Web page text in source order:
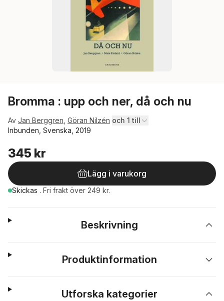
Bromma : upp och ner, då och nu
Av Jan Berggren Göran Nilzén och 1 till
Inbunden, Svenska, 2019
345 kr
Lägg i varukorg
Skickas . Fri frakt över 249 kr.
Beskrivning
Produktinformation
Utforska kategorier